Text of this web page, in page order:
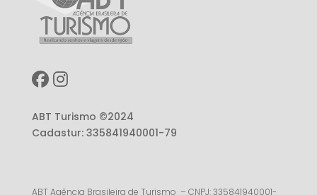
ABT Turismo ©2024
Cadastur: 335841940001-79
ABT Agência Brasileira de Turismo – CNPJ: 335841940001-